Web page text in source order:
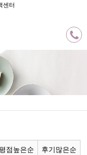
센터
점높은순 후기많은순